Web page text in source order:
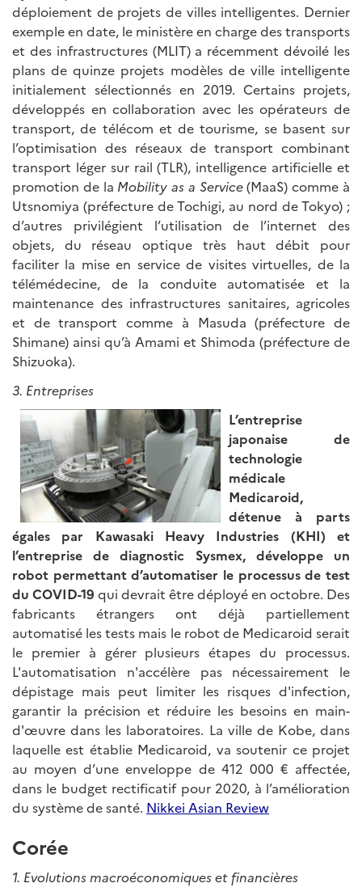
déploiement de projets de villes intelligentes. Dernier
exemple en date, le ministère en charge des transports
et des infrastructures (MLIT) a récemment dévoilé les
plans de quinze projets modèles de ville intelligente
initialement sélectionnés en 2019. Certains projets,
développés en collaboration avec les opérateurs de
transport, de télécom et de tourisme, se basent sur
l’optimisation des réseaux de transport combinant
transport léger sur rail (TLR), intelligence artificielle et
promotion de la Mobility as a Service(MaaS) comme à
Utsnomiya (préfecture de Tochigi, au nord de Tokyo) ;
d’autres privilégient l’utilisation de l’internet des
objets, du réseau optique très haut débit pour
faciliter la mise en service de visites virtuelles, de la
télémédecine, de la conduite automatisée et la
maintenance des infrastructures sanitaires, agricoles
et de transport comme à Masuda (préfecture de
Shimane) ainsi qu’à Amami et Shimoda (préfecture de
Shizuoka).
3. Entreprises
L’entreprise
japonaise de
technologie
médicale
Medicaroid,
détenue à parts
égales par Kawasaki Heavy Industries (KHI) et
l’entreprise de diagnostic Sysmex, développe un
robot permettant d’automatiser le processus de test
du COVID-19 qui devrait être déployé en octobre. Des
fabricants étrangers ont déjà partiellement
automatisé les tests mais le robot de Medicaroid serait
le premier à gérer plusieurs étapes du processus.
L'automatisation n'accélère pas nécessairement le
dépistage mais peut limiter les risques d'infection,
garantir la précision et réduire les besoins en main-
d'œuvre dans les laboratoires. La ville de Kobe, dans
laquelle est établie Medicaroid, va soutenir ce projet
au moyen d’une enveloppe de 412 000 € affectée,
dans le budget rectificatif pour 2020, à l’amélioration
du système de santé. Nikkei Asian Review
Corée
1. Evolutions macroéconomiques et financières